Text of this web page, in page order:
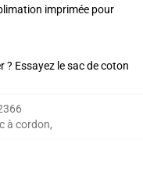
imprimée pour
? Essayez le sac de coton
à cordon,